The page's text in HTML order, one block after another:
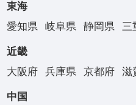
東海
愛知県
岐阜県 静岡県 三
近畿
大阪府
兵庫県 京都府 滋
中国